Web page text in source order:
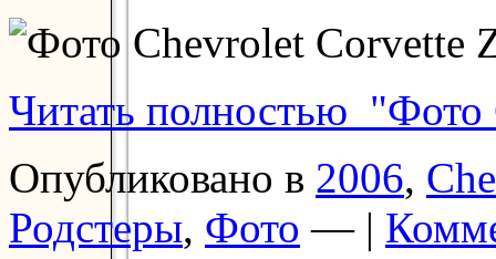
Читать полностью
Опубликовано в 2006,
Родстеры, Фото — |